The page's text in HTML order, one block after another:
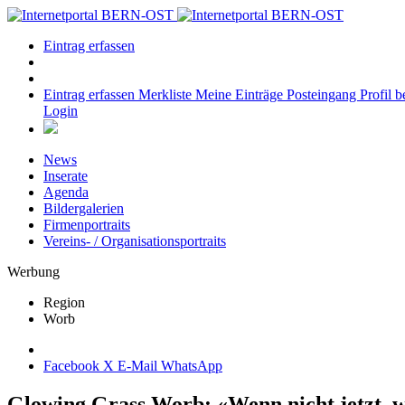
Eintrag erfassen
Eintrag erfassen Merkliste Meine Einträge Posteingang Profil
Login
News
Inserate
Agenda
Bildergalerien
Firmenportraits
Vereins- / Organisationsportraits
Werbung
Region
Worb
Facebook X E-Mail WhatsApp